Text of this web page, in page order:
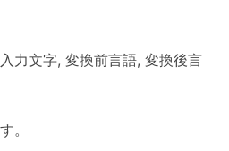
力文字, 変換前言語, 変換後言
。